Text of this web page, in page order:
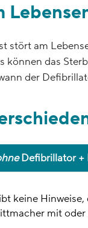
stört am
können das
der
Defibrillator +
keine
mit